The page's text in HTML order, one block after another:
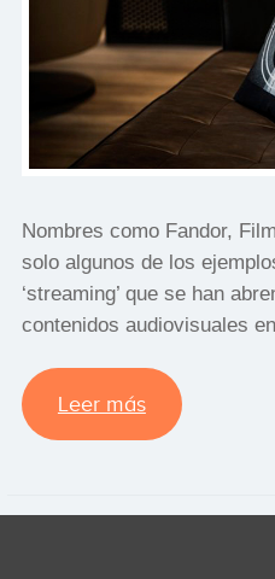
Nombres como Fandor,
solo algunos de los
‘streaming’ que se han
contenidos audiovisuales
Leer más